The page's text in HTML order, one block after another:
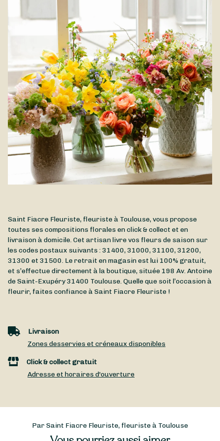
Saint Fiacre Fleuriste, fleuriste à Toulouse, vous propose
toutes ses compositions florales en click & collect et en
livraison à domicile. Cet artisan livre vos fleurs de saison sur
les codes postaux suivants : 31400, 31000, 31100, 31200,
31300 et 31500. Le retrait en magasin est lui 100% gratuit,
et s’effectue directement à la boutique, située 198 Av. Antoine
de Saint-Exupéry31400 Toulouse. Quelle que soit l’occasion à
fleurir, faites confiance à Saint Fiacre Fleuriste !
Livraison
Zones desservies et créneaux disponibles
Click & collect gratuit
Adresse et horaires d'ouverture
Par Saint Fiacre Fleuriste, fleuriste à Toulouse